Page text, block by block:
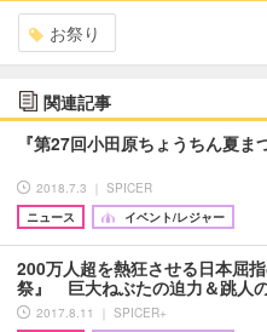
お祭り
関連記事
『第27回小田原ちょうちん夏ま
2018.7.3 ｜ SPICER
ニュース
イベント/レジャー
200万人超を熱狂させる日本屈
祭』 巨大ねぶたの迫力＆跳人
2017.8.11 ｜ SPICER+